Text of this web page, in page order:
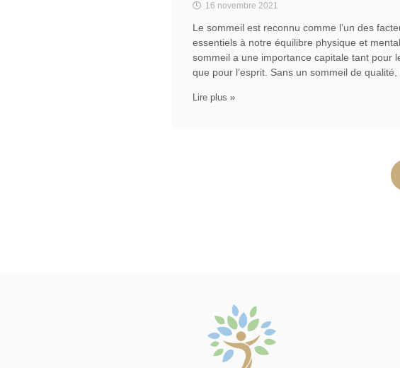
16 novembre 2021
Le sommeil est reconnu comme l’un des
essentiels à notre équilibre physique et
sommeil a une importance capitale tant pour
que pour l’esprit. Sans un sommeil de qualité,
Lire plus »